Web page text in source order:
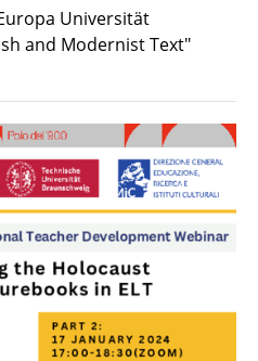
Universität
and Modernist Text"